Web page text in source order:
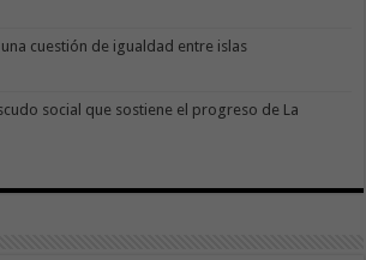
cuestión de igualdad entre islas
social que sostiene el progreso de La